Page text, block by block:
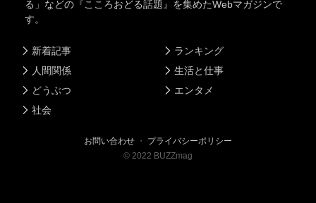
る」などの『こころおどる話題』を集めたWebマガジンで
す。
新着記事
人間関係
どうぶつ
社会
ランキング
生活と仕事
エンタメ
お問い合わせ ・ プライバシーポリシー
© 2022 BUZZmag